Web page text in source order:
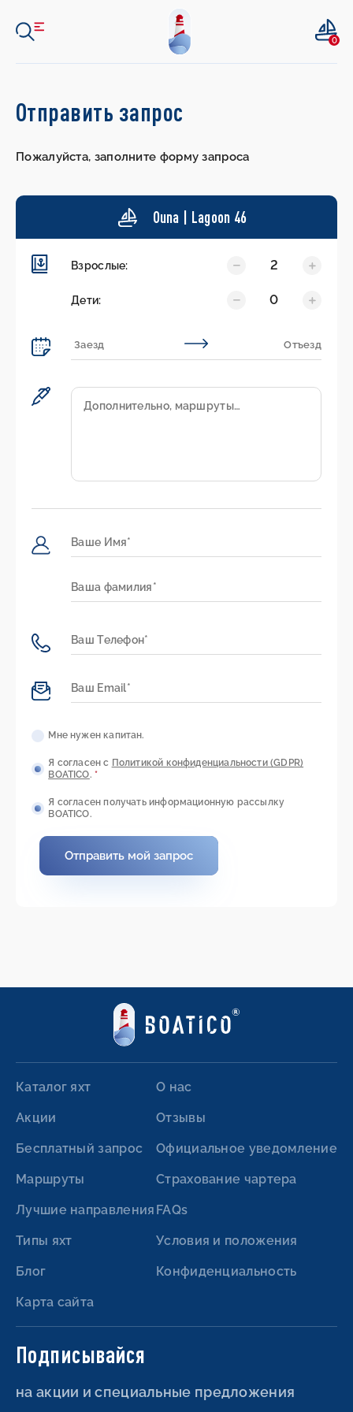
0
Отправить запрос
Пожалуйста, заполните форму запроса
Ouna | Lagoon 46
Взрослые: 2
Дети: 0
Мне нужен капитан.
Я согласен с Политикой конфиденциальности (GDPR)
BOATICO.*
Я согласен получать информационную рассылку
BOATICO.
Отправить мой запрос
Каталог яхт
Акции
Бесплатный запрос
Маршруты
Лучшие направления
Типы яхт
Блог
Карта сайта
О нас
Отзывы
Официальное уведомление
Страхование чартера
FAQs
Условия и положения
Конфиденциальность
Подписывайся
на акции и специальные предложения